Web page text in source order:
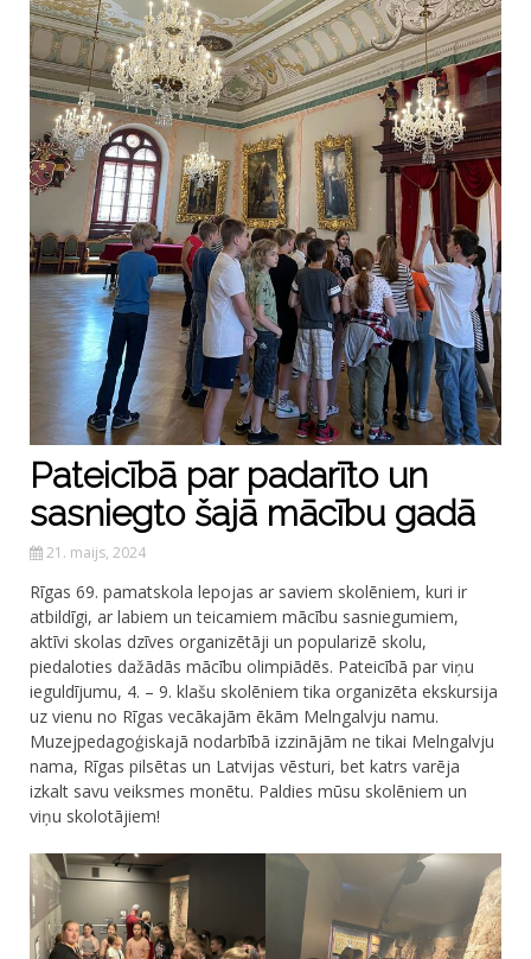
Pateicībā par padarīto un
sasniegto šajā mācību gadā
21. maijs, 2024
Rīgas 69. pamatskola lepojas ar saviem skolēniem, kuri ir
atbildīgi, ar labiem un teicamiem mācību sasniegumiem,
aktīvi skolas dzīves organizētāji un popularizē skolu,
piedaloties dažādās mācību olimpiādēs. Pateicībā par viņu
ieguldījumu, 4. – 9. klašu skolēniem tika organizēta ekskursija
uz vienu no Rīgas vecākajām ēkām Melngalvju namu.
Muzejpedagoģiskajā nodarbībā izzinājām ne tikai Melngalvju
nama, Rīgas pilsētas un Latvijas vēsturi, bet katrs varēja
izkalt savu veiksmes monētu. Paldies mūsu skolēniem un
viņu skolotājiem!